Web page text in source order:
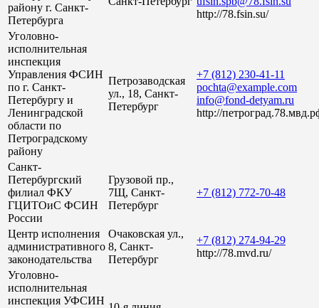
району г. Санкт-
Петербурга
http://78.fsin.su/
Уголовно-
исполнительная
инспекция
Управления ФСИН
по г. Санкт-
Петербургу и
Ленинградской
области по
Петроградскому
району
Петрозаводская
ул., 18, Санкт-
Петербург
+7 (812) 230-41-11
pochta@example.com
info@fond-detyam.ru
http://
Санкт-
Петербургский
филиал ФКУ
ГЦИТОиС ФСИН
России
Грузовой пр.,
7Щ, Санкт-
Петербург
+7 (812) 772-70-48
Центр исполнения
административного
законодательства
Очаковская ул.,
8, Санкт-
Петербург
+7 (812) 274-94-29
http://78.mvd.ru/
Уголовно-
исполнительная
инспекция УФСИН